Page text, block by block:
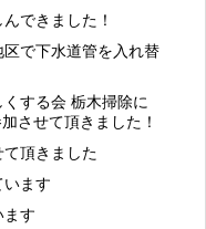
できました！
で下水道管を入れ替
する会 栃木掃除に
させて頂きました！
頂きました
ます
ます